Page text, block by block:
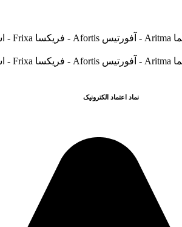
نماد اعتماد الکترونیک